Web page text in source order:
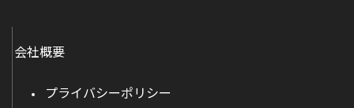
会社概要
プライバシーポリシー